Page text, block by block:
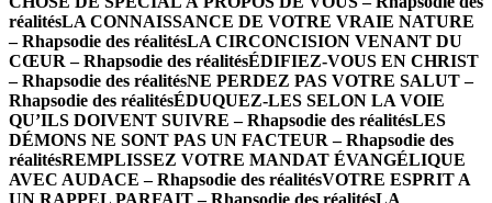
réalitésLA CONNAISSANCE DE VOTRE VRAIE NATURE
– Rhapsodie des réalitésLA CIRCONCISION VENANT DU
CŒUR – Rhapsodie des réalitésÉDIFIEZ-VOUS EN CHRIST
– Rhapsodie des réalitésNE PERDEZ PAS VOTRE SALUT –
Rhapsodie des réalitésÉDUQUEZ-LES SELON LA VOIE
QU’ILS DOIVENT SUIVRE – Rhapsodie des réalitésLES
DÉMONS NE SONT PAS UN FACTEUR – Rhapsodie des
réalitésREMPLISSEZ VOTRE MANDAT ÉVANGÉLIQUE
AVEC AUDACE – Rhapsodie des réalitésVOTRE ESPRIT A
UN RAPPEL PARFAIT – Rhapsodie des réalitésLA